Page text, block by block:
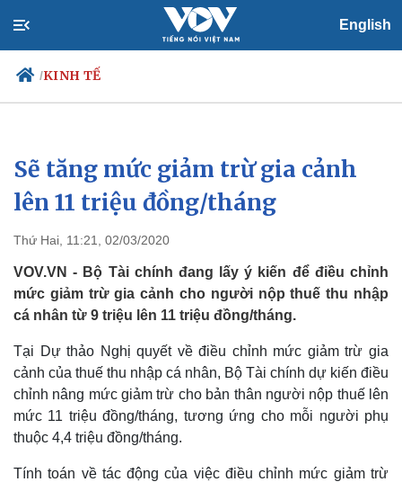
English
/KINH TẾ
Chính trị
Đảng
Tổ chức nhân sự
Nhận diện sự thật
Xã hội
Tin 24h
Dự báo thời tiết
Việc làm
Biển đảo
Sẽ tăng mức giảm trừ gia cảnh
lên 11 triệu đồng/tháng
Thứ Hai, 11:21, 02/03/2020
VOV.VN - Bộ Tài chính đang lấy ý kiến để điều chỉnh
mức giảm trừ gia cảnh cho người nộp thuế thu nhập
cá nhân từ 9 triệu lên 11 triệu đồng/tháng.
Tại Dự thảo Nghị quyết về điều chỉnh mức giảm trừ gia
cảnh của thuế thu nhập cá nhân, Bộ Tài chính dự kiến điều
chỉnh nâng mức giảm trừ cho bản thân người nộp thuế lên
mức 11 triệu đồng/tháng, tương ứng cho mỗi người phụ
thuộc 4,4 triệu đồng/tháng.
Tính toán về tác động của việc điều chỉnh mức giảm trừ